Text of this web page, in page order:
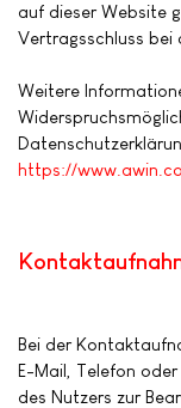
auf dieser Website
Vertragsschluss bei
Weitere
https://
Bei der
E-Mail, Telefon
des Nutzers zur